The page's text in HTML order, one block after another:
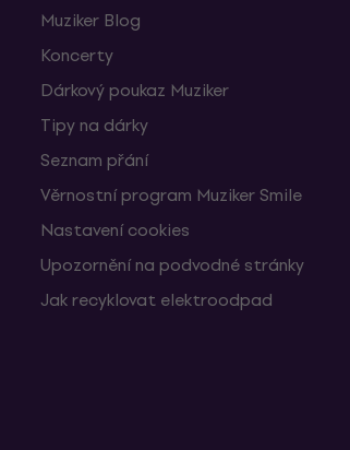
Muziker Blog
Koncerty
Dárkový poukaz Muziker
Tipy na dárky
Seznam přání
Věrnostní program Muziker Smile
Nastavení cookies
Upozornění na podvodné stránky
Jak recyklovat elektroodpad